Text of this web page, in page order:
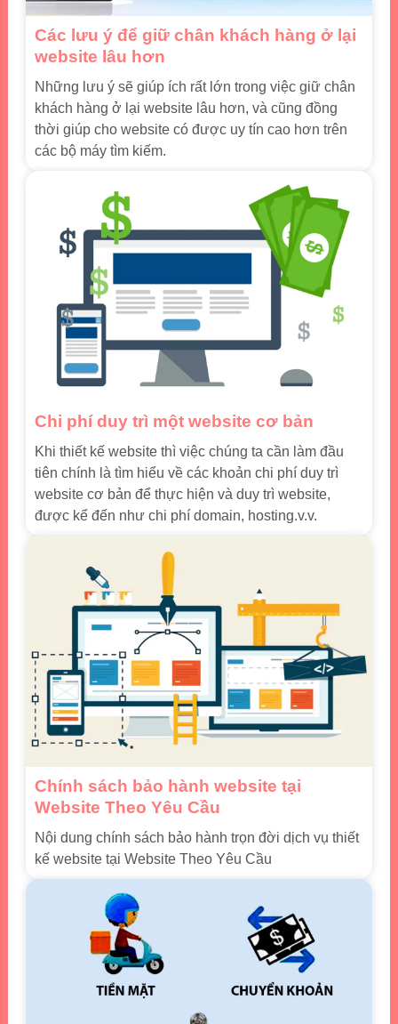
Các lưu ý để giữ chân khách hàng ở lại
website lâu hơn
Những lưu ý sẽ giúp ích rất lớn trong việc giữ chân
khách hàng ở lại website lâu hơn, và cũng đồng
thời giúp cho website có được uy tín cao hơn trên
các bộ máy tìm kiếm.
Chi phí duy trì một website cơ bản
Khi thiết kế website thì việc chúng ta cần làm đầu
tiên chính là tìm hiểu về các khoản chi phí duy trì
website cơ bản để thực hiện và duy trì website,
được kể đến như chi phí domain, hosting.v.v.
Chính sách bảo hành website tại
Website Theo Yêu Cầu
Nội dung chính sách bảo hành trọn đời dịch vụ thiết
kế website tại Website Theo Yêu Cầu